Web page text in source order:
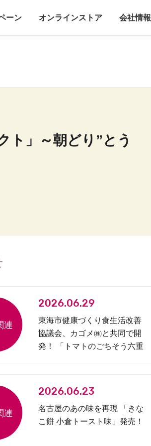
ーン オンラインストア 会社情報
ト」～朝どり”とう
2026.06.29
東海市健康づくり食生活改善
協議会、カゴメ㈱と共同で開
発！ 「トマトのごちそう六重
2026.06.23
名古屋のあの味を再現 「きな
こ餅 小倉トースト味」発売！